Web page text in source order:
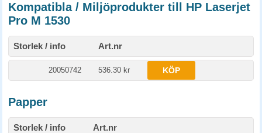
Kompatibla / Miljöprodukter till HP Laserjet
Pro M 1530
Storlek / info Art.nr
20050742 536.30 kr KÖP
Papper
Storlek / info Art.nr